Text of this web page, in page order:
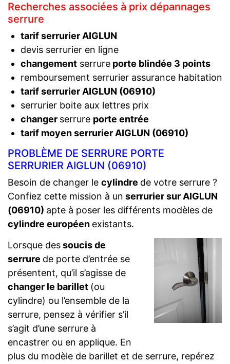
Recherches associées à prix dépannages
serrure
tarif serrurier AIGLUN
devis serrurier en ligne
changementserrureporte blindée 3 points
remboursement serrurier assurance habitation
tarif serrurier AIGLUN (06910)
serrurier boite aux lettres prix
changer serrure porte entrée
tarif moyen serrurier AIGLUN (06910)
PROBLÈME DE SERRURE PORTE
SERRURIER AIGLUN (06910)
Besoin de changer le cylindre de votre serrure ?
Confiez cette mission à un serrurier sur AIGLUN
(06910) apte à poser les différents modèles de
cylindre européen existants.
Lorsque dessoucis de
serrure de porte d’entrée se
présentent, qu’il s’agisse de
changer le barillet (ou
cylindre) ou l’ensemble de la
serrure, pensez à vérifier s’il
s’agit d’une serrure à
encastrer ou en applique. En
plus du modèle de barillet et de serrure, repérez